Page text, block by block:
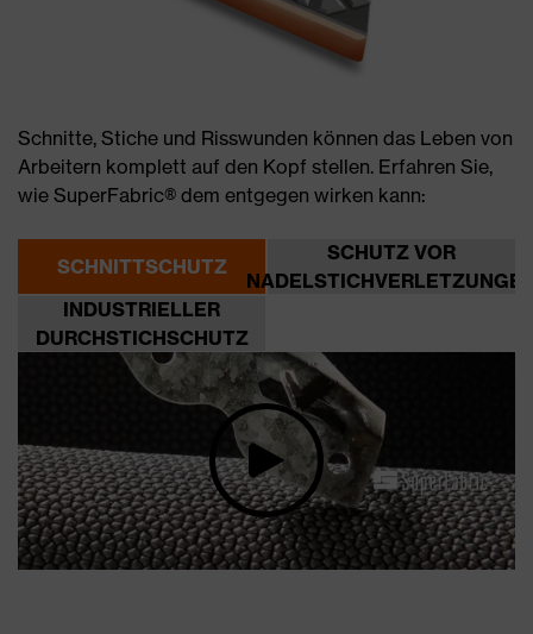
Schnitte, Stiche und Risswunden können das Leben von
Arbeitern komplett auf den Kopf stellen. Erfahren Sie,
wie SuperFabric® dem entgegen wirken kann:
SCHNITTSCHUTZ
SCHUTZ VOR
INDUSTRIELLER
DURCHSTICHSCHUTZ